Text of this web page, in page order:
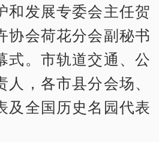
和发展专委会主任贺
协会荷花分会副秘书
式。市轨道交通、公
，各市县分会场、
及全国历史名园代表